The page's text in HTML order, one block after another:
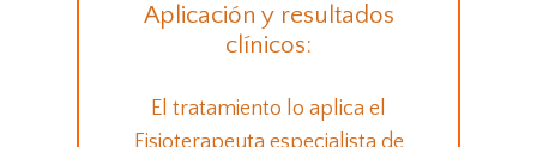
Aplicación y resultados
clínicos:
El tratamiento lo aplica el